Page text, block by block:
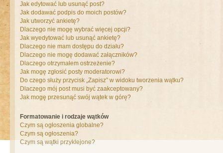
Jak edytować lub usunąć post?
Jak dodawać podpis do moich postów?
Jak utworzyć ankietę?
Dlaczego nie mogę wybrać więcej opcji?
Jak wyedytować lub usunąć ankietę?
Dlaczego nie mam dostępu do działu?
Dlaczego nie mogę dodawać załączników?
Dlaczego otrzymałem ostrzeżenie?
Jak mogę zgłosić posty moderatorowi?
Do czego służy przycisk „Zapisz” w widoku tworzenia wątku?
Dlaczego mój post musi być zaakceptowany?
Jak mogę przesunąć swój wątek w górę?
Formatowanie i rodzaje wątków
Czym są ogłoszenia globalne?
Czym są ogłoszenia?
Czym są wątki przyklejone?